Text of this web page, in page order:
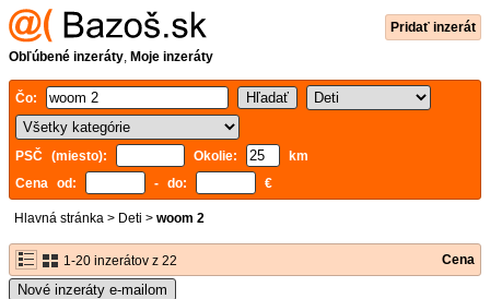
Pridať inzerát
Obľúbené inzeráty, Moje inzeráty
Čo:
PSČ (miesto): Okolie:
km
Cena od:
- do: €
Hlavná stránka > Deti > woom 2
1-20 inzerátov z 22 Cena
Nové inzeráty e-mailom